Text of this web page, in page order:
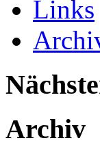
Links
Archiv